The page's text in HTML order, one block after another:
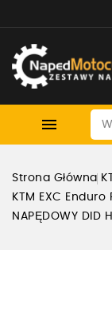

Strona Główna
KTM EXC
NAPĘDOWY DID